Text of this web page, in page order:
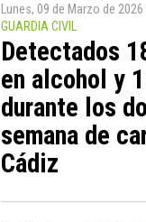
Lunes, 09 de Marzo de 2026
GUARDIA CIVIL
Detectados
en alcohol y
durante los
semana de
Cádiz